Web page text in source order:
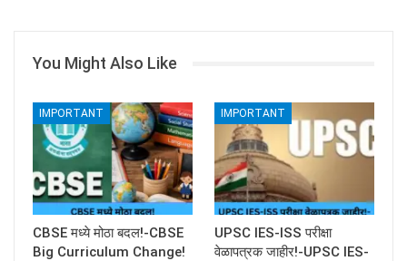
You Might Also Like
IMPORTANT
CBSE मध्ये मोठा बदल!-CBSE
Big Curriculum Change!
IMPORTANT
UPSC IES-ISS परीक्षा
वेळापत्रक जाहीर!-UPSC IES-